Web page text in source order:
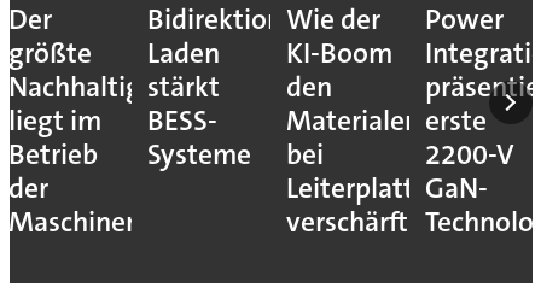
Der
größte
Nachhaltigkeitshebel
liegt im
Betrieb
der
Maschinen
Bidirektionales
Laden
stärkt
BESS-
Systeme
Wie der
KI-Boom
den
Materialengpass
bei
Leiterplatten
verschärft
Power
erste
2200-V
GaN-